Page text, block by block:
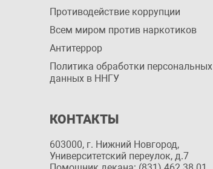
Противодействие коррупции
Всем миром против наркотиков
Антитеррор
Политика обработки персональных
данных в ННГУ
КОНТАКТЫ
603000, г. Нижний Новгород,
Университетский переулок, д.7